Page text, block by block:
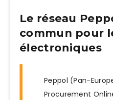
Le réseau
commun pour
électroniques
Peppol (Pan-
Procurement